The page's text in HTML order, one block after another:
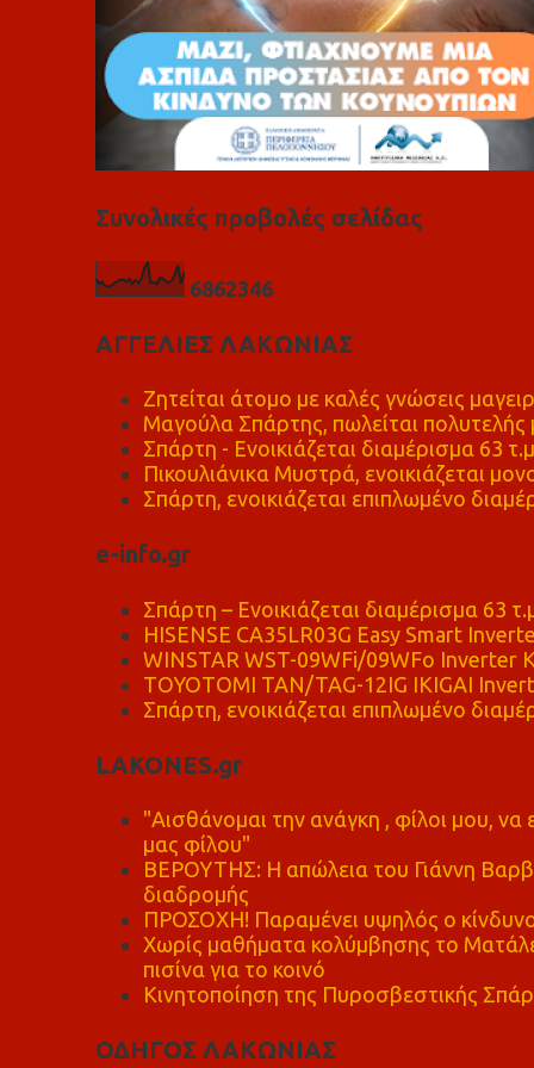
Συνολικές προβολές σελίδας
6862346
ΑΓΓΕΛΙΕΣ ΛΑΚΩΝΙΑΣ
Ζητείται άτομο με καλές γνώσεις
Μαγούλα Σπάρτης, πωλείται πολυτελής
Σπάρτη - Ενοικιάζεται διαμέρισμα 63 τ.μ
Πικουλιάνικα Μυστρά, ενοικιάζεται
Σπάρτη, ενοικιάζεται επιπλωμένο
e-info.gr
Σπάρτη – Ενοικιάζεται διαμέρισμα 63
HISENSE CA35LR03G Easy Smart
WINSTAR WST-09WFi/09WFo Inverter
TOYOTOMI TAN/TAG-12IG IKIGAI
Σπάρτη, ενοικιάζεται επιπλωμένο
LAKONES.gr
"Αισθάνομαι την ανάγκη , φίλοι μου,
μας φίλου"
ΒΕΡΟΥΤΗΣ: Η απώλεια του Γιάννη
διαδρομής
ΠΡΟΣΟΧΗ! Παραμένει υψηλός ο
Χωρίς μαθήματα κολύμβησης το
πισίνα για το κοινό
Κινητοποίηση της Πυροσβεστικής
ΟΔΗΓΟΣ ΛΑΚΩΝΙΑΣ